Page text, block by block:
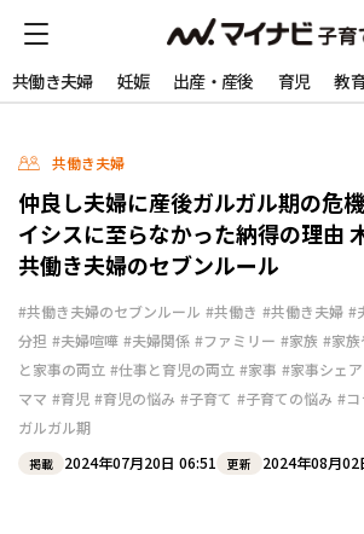
共働き夫婦 妊娠 出産・産後 育児 教
共働き夫婦
仲良し夫婦に産後ガルガル期の危
イシスに至らなかった納得の理由
共働き夫婦のセブンルール
#共働き夫婦のセブンルール #共働き #共働き夫婦 #
分担 #夫婦喧嘩 #夫婦関係 #ファミリー #家族 #家族
と家事の両立 #仕事と育児の両立 #家事 #家事シェア
ママ #育児 #育児の悩み #子育て #子育ての悩み #コ
ガルガル期
掲載 2024年07月20日 06:51 更新 2024年08月02